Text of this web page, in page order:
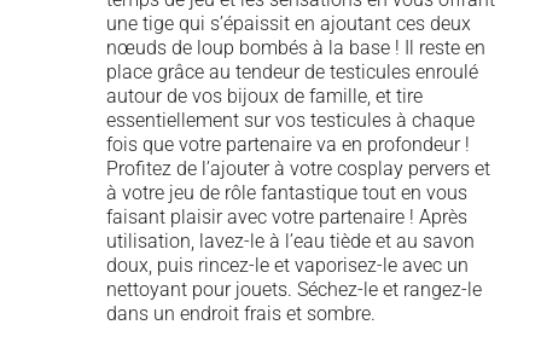
une tige qui s’épaissit en ajoutant ces deux
nœuds de loup bombés à la base ! Il reste en
place grâce au tendeur de testicules enroulé
autour de vos bijoux de famille, et tire
essentiellement sur vos testicules à chaque
fois que votre partenaire va en profondeur !
Profitez de l’ajouter à votre cosplay pervers et
à votre jeu de rôle fantastique tout en vous
faisant plaisir avec votre partenaire ! Après
utilisation, lavez-le à l’eau tiède et au savon
doux, puis rincez-le et vaporisez-le avec un
nettoyant pour jouets. Séchez-le et rangez-le
dans un endroit frais et sombre.